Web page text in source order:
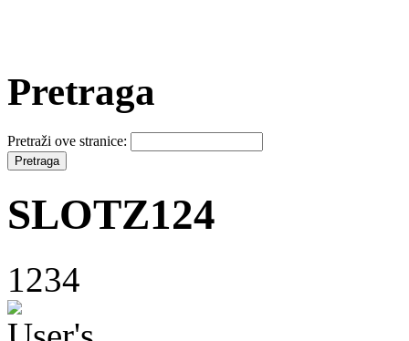
Pretraga
Pretraži ove stranice:
SLOTZ124
1234